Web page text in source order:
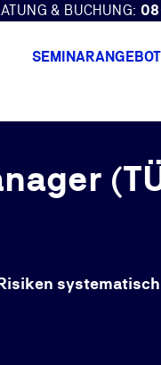
& BUCHUNG:
SEMINARANGEBOT
systematisch